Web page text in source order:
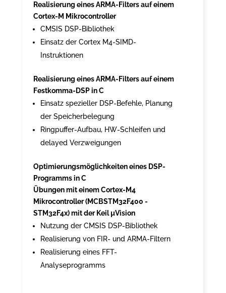
Realisierung eines ARMA-Filters auf einem
Cortex-M Mikrocontroller
CMSIS DSP-Bibliothek
Einsatz der Cortex M4-SIMD-
Instruktionen
Realisierung eines ARMA-Filters auf einem
Festkomma-DSP in C
Einsatz spezieller DSP-Befehle, Planung
der Speicherbelegung
Ringpuffer-Aufbau, HW-Schleifen und
delayed Verzweigungen
Optimierungsmöglichkeiten eines DSP-
Programms in C
Übungen mit einem Cortex-M4
Mikrocontroller (MCBSTM32F400 -
STM32F4x) mit der Keil µVision
Nutzung der CMSIS DSP-Bibliothek
Realisierung von FIR- und ARMA-Filtern
Realisierung eines FFT-
Analyseprogramms